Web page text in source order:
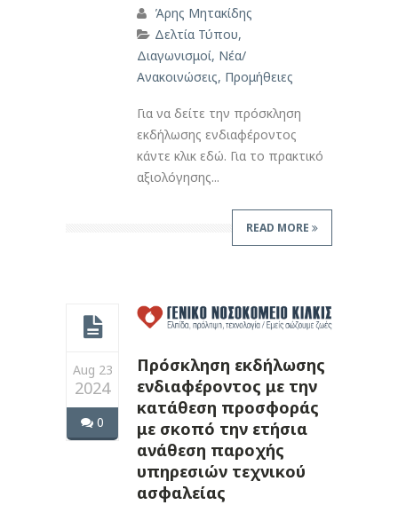
Άρης Μητακίδης
Δελτία Τύπου,
Διαγωνισμοί, Νέα/
Ανακοινώσεις, Προμήθειες
Για να δείτε την πρόσκληση
εκδήλωσης ενδιαφέροντος
κάντε κλικ εδώ. Για το πρακτικό
αξιολόγησης...
READ MORE
Aug 23
2024
0
Πρόσκληση εκδήλωσης
ενδιαφέροντος με την
κατάθεση προσφοράς
με σκοπό την ετήσια
ανάθεση παροχής
υπηρεσιών τεχνικού
ασφαλείας